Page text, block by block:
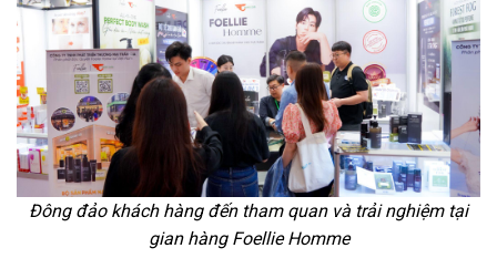
Đông đảo khách hàng đến tham quan và trải nghiệm tại
gian hàng Foellie Homme